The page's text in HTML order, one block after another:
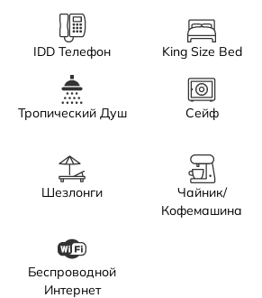
IDD Телефон King Size Bed
Тропический Душ Сейф
Шезлонги
Чайник/
Кофемашина
Беспроводной
Интернет